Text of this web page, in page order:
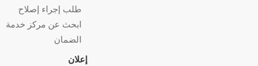
طلب إجراء إصلاح
ابحث عن مركز خدمة
الضمان
إعلان